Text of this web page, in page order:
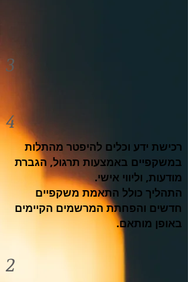
3
4
רכישת ידע וכלים להיפטר מהתלות
במשקפיים באמצעות תרגול, הגברת
מודעות, וליווי אישי.
התהליך כולל התאמת משקפיים
חדשים והפחתת המרשמים הקיימים
באופן מותאם.
2